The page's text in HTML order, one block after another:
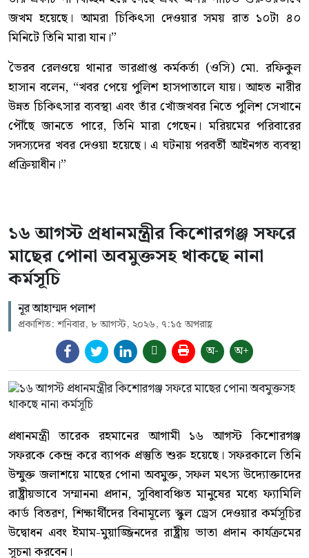
জখম হয়েছে। আমরা চিকিৎসা দেওয়ার সময় রাত ১০টা ৪০
মিনিটে তিনি মারা যান।”
ভৈরব রেলওয়ে থানার ভারপ্রাপ্ত কর্মকর্তা (ওসি) মো. রফিকুল
হাসান বলেন, “খবর পেয়ে পুলিশ হাসপাতালে যায়। আহত নারীর
উন্নত চিকিৎসার ব্যবস্থা এবং তাঁর খোঁজখবর নিতে পুলিশ সেখানে
পৌঁছে জানতে পারে, তিনি মারা গেছেন। মরিয়মের পরিবারের
সদস্যদের খবর দেওয়া হয়েছে। এ ঘটনায় পরবর্তী আইনগত ব্যবস্থা
প্রক্রিয়াধীন।”
১৬ আগস্ট প্রধানমন্ত্রীর কিশোরগঞ্জ সফরে
মাছের পোনা অবমুক্তসহ থাকছে নানা
কর্মসূচি
নূর আহাম্মদ পলাশ
প্রকাশিত: শনিবার, ৮ আগস্ট, ২০২৬, ৭:১৫ অপরাহ্ণ
অ- অ+
প্রধানমন্ত্রী তারেক রহমানের আগামী ১৬ আগস্ট কিশোরগঞ্জ
সফরকে কেন্দ্র করে ব্যাপক প্রস্তুতি শুরু হয়েছে। সফরকালে তিনি
উন্মুক্ত জলাশয়ে মাছের পোনা অবমুক্ত, সফল মৎস্য উদ্যোক্তাদের
রাষ্ট্রীয়ভাবে সম্মাননা প্রদান, সুবিধাবঞ্চিত মানুষের মধ্যে ফ্যামিলি
কার্ড বিতরণ, শিক্ষার্থীদের বিনামূল্যে স্কুল ড্রেস দেওয়ার কর্মসূচির
উদ্বোধন এবং ইমাম-মুয়াজ্জিনদের রাষ্ট্রীয় ভাতা প্রদান কার্যক্রমের
সূচনা করবেন।